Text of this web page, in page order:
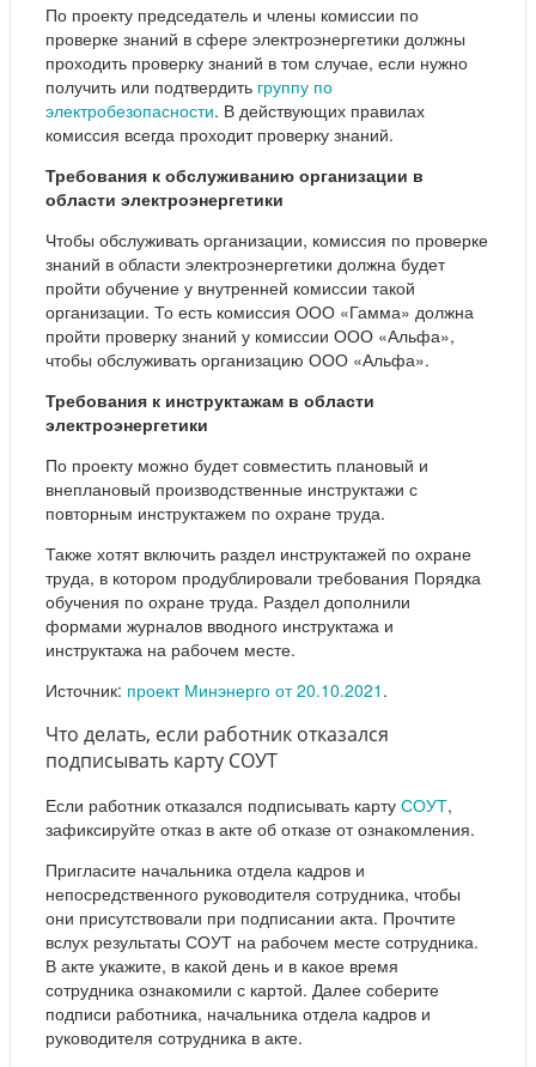
По проекту председатель и члены комиссии по
проверке знаний в сфере электроэнергетики должны
проходить проверку знаний в том случае, если нужно
получить или подтвердить группу по
электробезопасности. В действующих правилах
комиссия всегда проходит проверку знаний.
Требования к обслуживанию организации в
области электроэнергетики
Чтобы обслуживать организации, комиссия по проверке
знаний в области электроэнергетики должна будет
пройти обучение у внутренней комиссии такой
организации. То есть комиссия ООО «Гамма» должна
пройти проверку знаний у комиссии ООО «Альфа»,
чтобы обслуживать организацию ООО «Альфа».
Требования к инструктажам в области
электроэнергетики
По проекту можно будет совместить плановый и
внеплановый производственные инструктажи с
повторным инструктажем по охране труда.
Также хотят включить раздел инструктажей по охране
труда, в котором продублировали требования Порядка
обучения по охране труда. Раздел дополнили
формами журналов вводного инструктажа и
инструктажа на рабочем месте.
Источник: проект Минэнерго от 20.10.2021 .
Что делать, если работник отказался
подписывать карту СОУТ
Если работник отказался подписывать карту СОУТ,
зафиксируйте отказ в акте об отказе от ознакомления.
Пригласите начальника отдела кадров и
непосредственного руководителя сотрудника, чтобы
они присутствовали при подписании акта. Прочтите
вслух результаты СОУТ на рабочем месте сотрудника.
В акте укажите, в какой день и в какое время
сотрудника ознакомили с картой. Далее соберите
подписи работника, начальника отдела кадров и
руководителя сотрудника в акте.